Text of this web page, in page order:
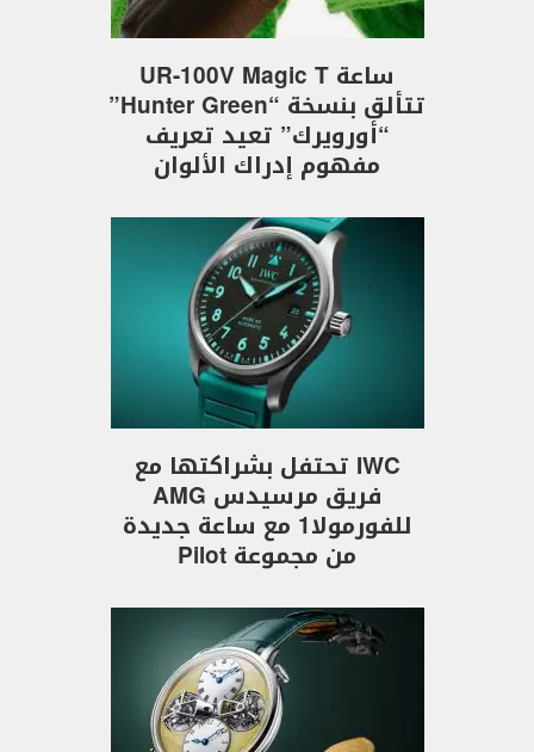
ساعة UR-100V Magic T
تتألق بنسخة “Hunter Green”
“أورويرك” تعيد تعريف
مفهوم إدراك الألوان
IWC تحتفل بشراكتها مع
فريق مرسيدس AMG
للفورمولا1 مع ساعة جديدة
من مجموعة Pilot